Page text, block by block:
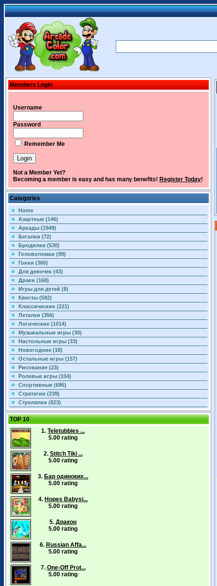
Members Login
Username
Password
Remember Me
Not a Member Yet?
Becoming a member is easy and has many benefits! Register Today!
Categories
Home
Азартные (146)
Аркады (1949)
Бегалки (72)
Бродилки (530)
Головоломки (99)
Гонки (360)
Для девочек (43)
Драки (168)
Игры для детей (8)
Квесты (592)
Классические (221)
Леталки (356)
Логические (1014)
Музыкальные игры (30)
Настольные игры (33)
Новогодние (18)
Остальные игры (157)
Рисование (23)
Ролевые игры (104)
Спортивные (695)
Стратегии (239)
Стрелялки (823)
TOP 10
1. Teletubbies ...
5.00 rating
2. Stitch Tiki ...
5.00 rating
3. Бар одиноких...
5.00 rating
4. Hopes Babysi...
5.00 rating
5. Дракон
5.00 rating
6. Russian Affa...
5.00 rating
7. One-Off Prot...
5.00 rating